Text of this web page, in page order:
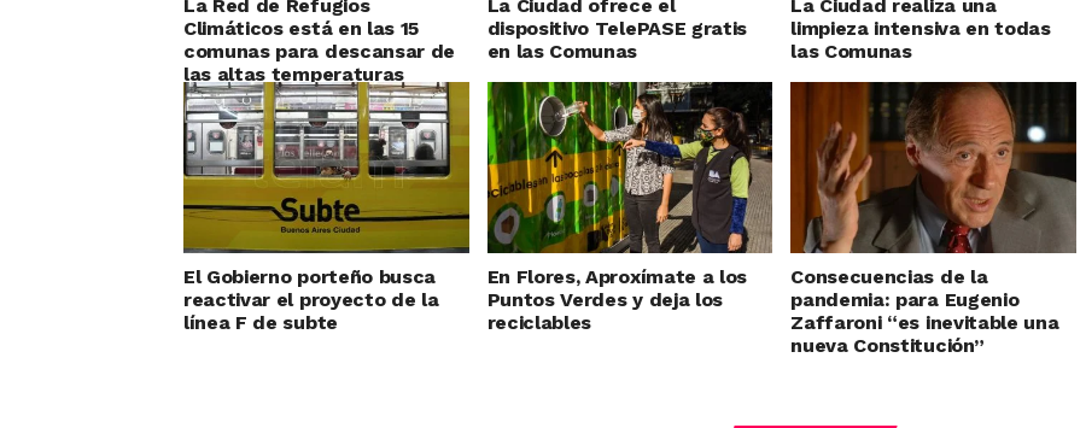
La Red de Refugios
Climáticos está en las 15
comunas para descansar de
las altas temperaturas
La Ciudad ofrece el
dispositivo TelePASE gratis
en las Comunas
La Ciudad realiza una
limpieza intensiva en todas
las Comunas
El Gobierno porteño busca
reactivar el proyecto de la
línea F de subte
En Flores, Aproxímate a los
Puntos Verdes y deja los
reciclables
Consecuencias de la
pandemia: para Eugenio
Zaffaroni “es inevitable una
nueva Constitución”